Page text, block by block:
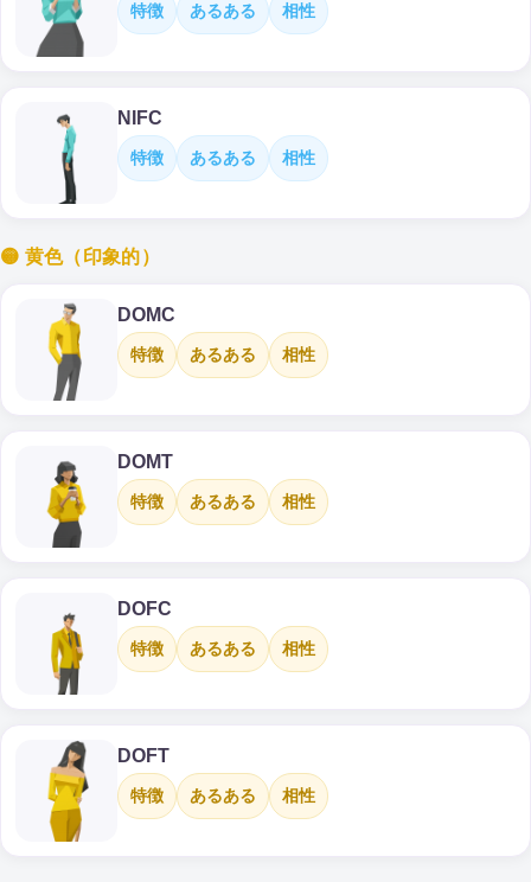
特徴 あるある 相性
NIFC
特徴 あるある 相性
🟡 黄色（印象的）
DOMC
特徴 あるある 相性
DOMT
特徴 あるある 相性
DOFC
特徴 あるある 相性
DOFT
特徴 あるある 相性